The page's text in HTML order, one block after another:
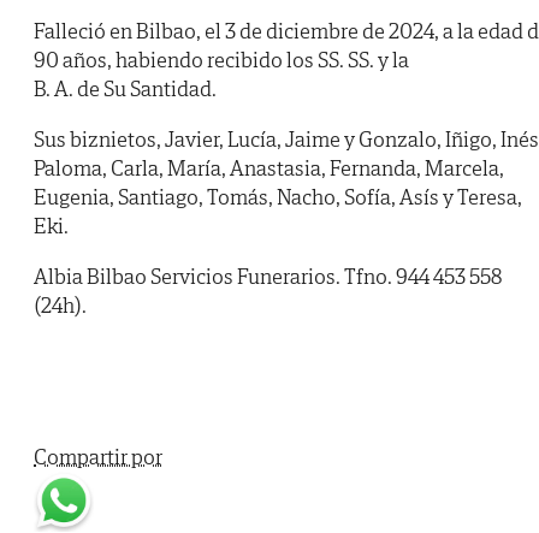
Falleció en Bilbao, el 3 de diciembre de 2024, a la edad
90 años, habiendo recibido los SS. SS. y la
B. A. de Su Santidad.
Sus biznietos, Javier, Lucía, Jaime y Gonzalo, Iñigo,
Paloma, Carla, María, Anastasia, Fernanda, Marcela,
Eugenia, Santiago, Tomás, Nacho, Sofía, Asís y Teresa,
Eki.
Albia Bilbao Servicios Funerarios. Tfno. 944 453 558
(24h).
Compartir por